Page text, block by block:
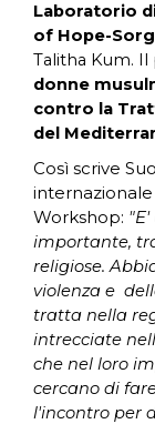
Laboratorio
of Hope-
Talitha Kum.
donne
contro la
del
Così scrive
Workshop: "E'
importante,
religiose.
violenza e
tratta nella
intrecciate
che nel loro
cercano di
l'incontro per